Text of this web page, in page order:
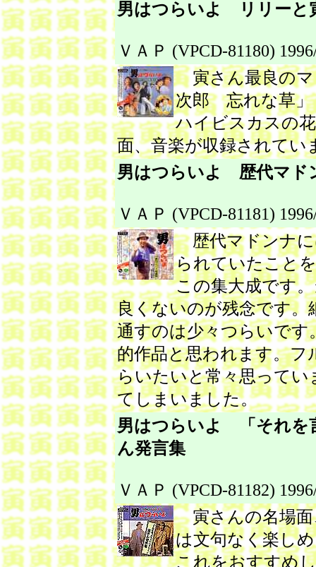
男はつらいよ リリー
ＶＡＰ (VPCD-81180)
寅さん最良のマ
次郎 忘れな草
ハイビスカスの
面、音楽が収録されてい
男はつらいよ 歴代マド
ＶＡＰ (VPCD-81181)
歴代マドンナに
られていたこと
この集大成です
良くないのが残念です。
通すのは少々つらいです
的作品と思われます。
らいたいと常々思ってい
てしまいました。
男はつらいよ 「それを
ん発言集
ＶＡＰ (VPCD-81182)
寅さんの名場面
は文句なく楽し
これをおすすめ